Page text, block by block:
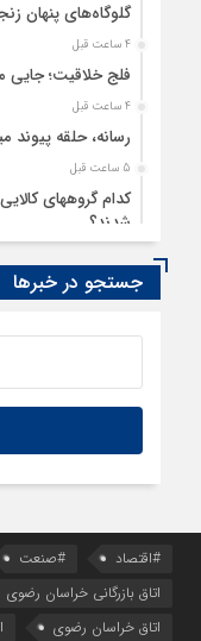
گلوگاه‌های پنهان
4 ساعت قبل
فلج خلاقیت؛ جایی
4 ساعت قبل
رسانه، حلقه
5 ساعت قبل
کدام گروههای
شدند؟
بحران آینده،
جستجو در خبرها
#اقتصاد #صنعت
اتاق بازرگانی خراسان رضوی
اتاق خراسان رضوی